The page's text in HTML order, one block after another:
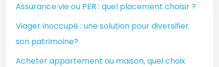
Assurance vie ou PER : quel placement choisir ?
Viager inoccupé : une solution pour diversifier
son patrimoine?
Acheter appartement ou maison, quel choix